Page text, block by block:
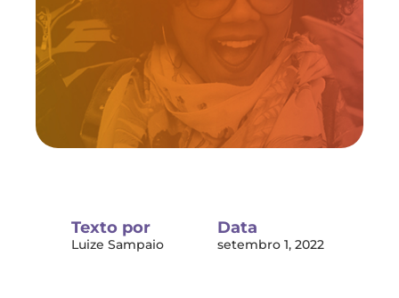
Texto por
Luize Sampaio
Data
setembro 1, 2022